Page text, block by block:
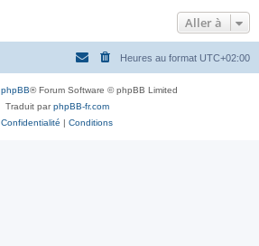
Aller à
Heures au format UTC+02:00
phpBB® Forum Software © phpBB Limited
Traduit parphpBB-fr.com
Confidentialité | Conditions